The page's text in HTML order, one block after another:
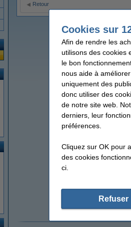
Retour
Cookies sur
Afin de rendre les
utilisons des cookies
le bon
nous aide à
uniquement des
donc utiliser des
de notre site web.
derniers, leur
préférences.
Cliquez sur OK pour
des cookies
ci.
Refuser